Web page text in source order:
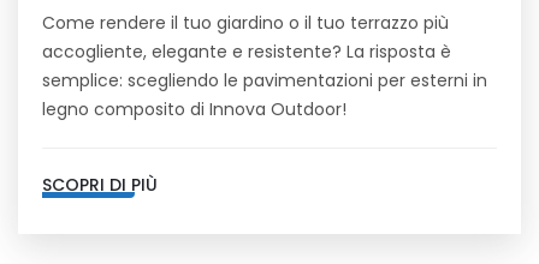
Come rendere il tuo giardino o il tuo terrazzo più
accogliente, elegante e resistente? La risposta è
semplice: scegliendo le pavimentazioni per esterni in
legno composito di Innova Outdoor!
SCOPRI DI PIÙ